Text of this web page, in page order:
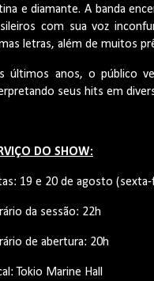
e diamante. A banda
com sua voz
letras, além de muitos
últimos anos, o público
seus hits em
DO SHOW:
19 e 20 de agosto
da sessão: 22h
de abertura: 20h
Tokio Marine Hall